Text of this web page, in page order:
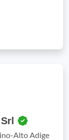
Alto Adige